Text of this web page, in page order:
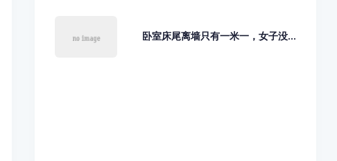
卧室床尾离墙只有一米一，女子没...